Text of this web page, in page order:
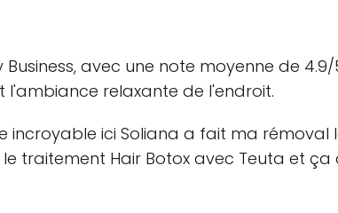
avec une note moyenne de
l'ambiance relaxante de l'endroit.
incroyable ici Soliana a fait ma
traitement Hair Botox avec Teuta et